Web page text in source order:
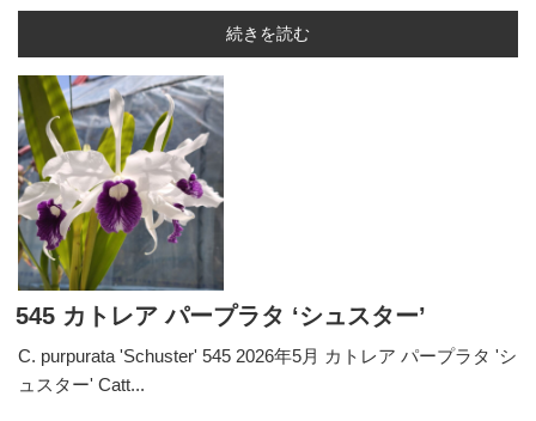
続きを読む
545 カトレア パープラタ ‘シュスター’
C. purpurata 'Schuster' 545 2026年5月 カトレア パープラタ 'シ
ュスター' Catt...